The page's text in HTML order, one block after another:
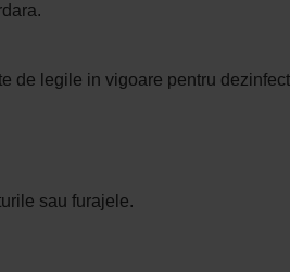
de legile in vigoare pentru
sau furajele.